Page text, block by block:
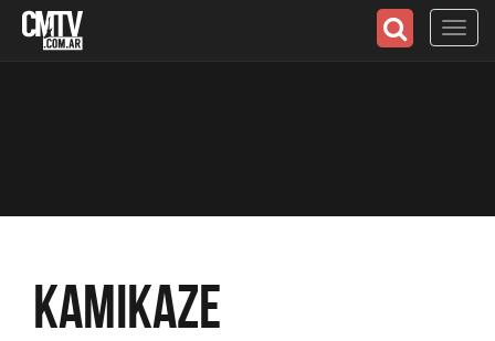
Kamikaze